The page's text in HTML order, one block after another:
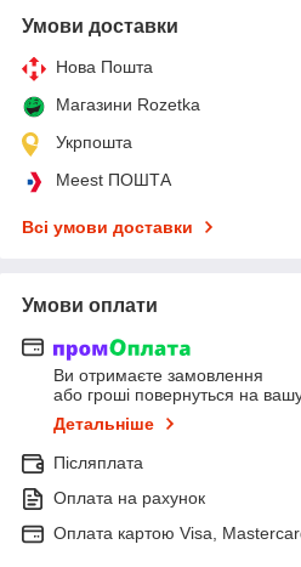
Умови доставки
Нова Пошта
Магазини Rozetka
Укрпошта
Meest ПОШТА
Всі умови доставки
Умови оплати
Ви отримаєте замовлення
або гроші повернуться на
Детальніше
Післяплата
Оплата на рахунок
Оплата картою Visa,